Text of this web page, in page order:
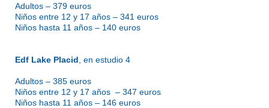
Adultos – 379 euros
Niños entre 12 y 17 años – 341 euros
Niños hasta 11 años – 140 euros
Edf Lake Placid , en estudio 4
Adultos – 385 euros
Niños entre 12 y 17 años – 347 euros
Niños hasta 11 años – 146 euros